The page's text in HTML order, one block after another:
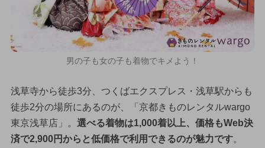
男の子も女の子も着物でキメよう！
浅草寺から徒歩3分、つくばエクスプレス・浅草駅からも
徒歩2分の場所にあるのが、「京都きものレンタルwargo
東京浅草店」。 選べる着物は1,000着以上、価格もWeb決
済で2,900円からと低価格で利用できるのが魅力です。